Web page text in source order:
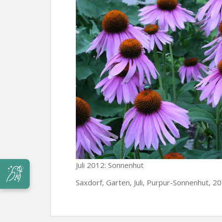
Juli 2012: Sonnenhut
Saxdorf, Garten, Juli, Purpur-Sonnenhut,